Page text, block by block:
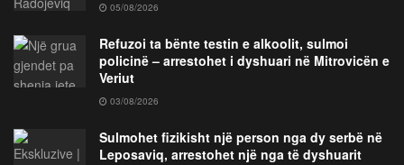
05/08/2026
Refuzoi ta bënte testin e alkoolit, sulmoi
policinë – arrestohet i dyshuari në Mitrovicën e
Veriut
03/08/2026
Sulmohet fizikisht një person nga dy serbë në
Leposaviq, arrestohet një nga të dyshuarit